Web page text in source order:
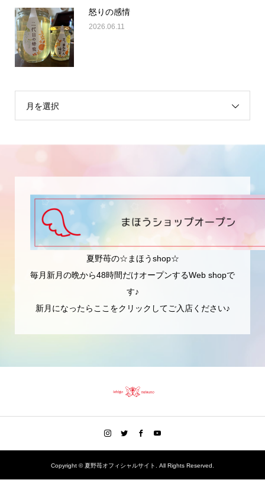
怒りの感情
2026.06.11
月を選択
夏野苺の☆まほうshop☆
毎月新月の晩から48時間だけオープンするWeb shopで
す♪
新月になったらここをクリックしてご入店ください♪
Copyright ©夏野苺オフィシャルサイト. All Rights Reserved.